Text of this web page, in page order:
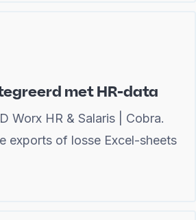
met HR-data
Worx HR & Salaris | Cobra.
exports of losse Excel-sheets